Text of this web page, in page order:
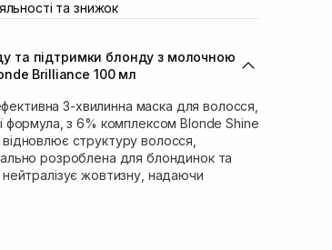
45 В наявності
23 (ТЦ
Немає в наявності!
та знижок
та підтримки блонду з молочною
Brilliance 100 мл
3-хвилинна маска для волосся,
формула, з 6% комплексом Blonde Shine
структуру волосся,
розроблена для блондинок та
жовтизну, надаючи